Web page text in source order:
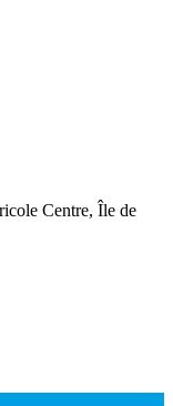
Centre, Île de